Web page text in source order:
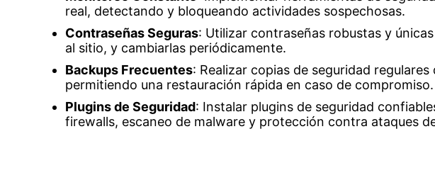
real, detectando y bloqueando actividades sospechosas.
Contraseñas Seguras: Utilizar contraseñas robustas y
al sitio, y cambiarlas periódicamente.
Backups Frecuentes: Realizar copias de seguridad
permitiendo una restauración rápida en caso de compromiso.
Plugins de Seguridad: Instalar plugins de seguridad
firewalls, escaneo de malware y protección contra ataques